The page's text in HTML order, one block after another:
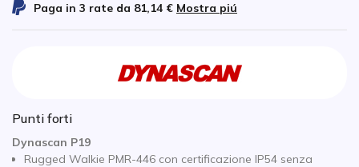
Paga in 3 rate da 81,14 € Mostra piú
Punti forti
Dynascan P19
Rugged Walkie PMR-446 con certificazione IP54 senza